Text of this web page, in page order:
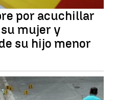
por acuchillar
mujer y
su hijo menor